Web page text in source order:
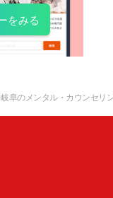
をみる
岐阜のメンタル・カウンセリ